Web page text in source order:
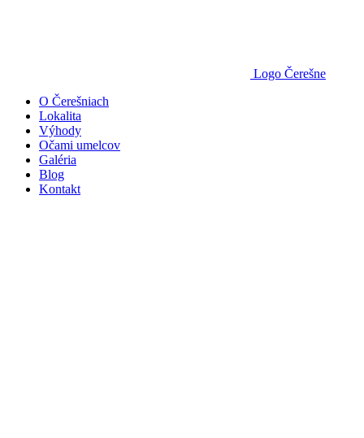
Logo Čerešne
O Čerešniach
Lokalita
Výhody
Očami umelcov
Galéria
Blog
Kontakt